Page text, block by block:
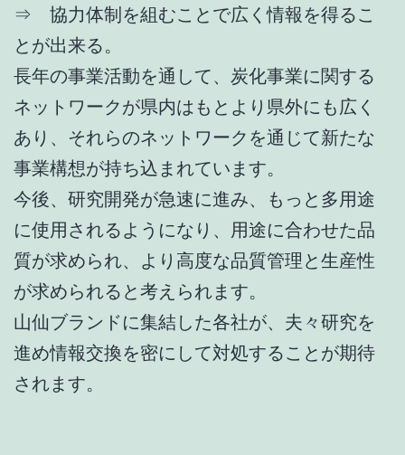
⇒ 協力体制を組むことで広く情報を得るこ
とが出来る。
長年の事業活動を通して、炭化事業に関する
ネットワークが県内はもとより県外にも広く
あり、それらのネットワークを通じて新たな
事業構想が持ち込まれています。
今後、研究開発が急速に進み、もっと多用途
に使用されるようになり、用途に合わせた品
質が求められ、より高度な品質管理と生産性
が求められると考えられます。
山仙ブランドに集結した各社が、夫々研究を
進め情報交換を密にして対処することが期待
されます。